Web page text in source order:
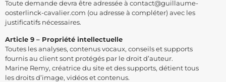
Toute demande devra être adressée à contact@guillaume-
oosterlinck-cavalier.com (ou adresse à compléter) avec les
justificatifs nécessaires.
Article 9 – Propriété intellectuelle
Toutes les analyses, contenus vocaux, conseils et supports
fournis au client sont protégés par le droit d’auteur.
Marine Remy, créatrice du site et des supports, détient tous
les droits d’image, vidéos et contenus.